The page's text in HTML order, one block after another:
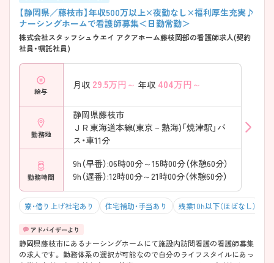
【静岡県／藤枝市】年収500万以上×夜勤なし×福利厚生充実♪
ナーシングホームで看護師募集＜日勤常勤＞
株式会社スタッフシュウエイ アクアホーム藤枝岡部の看護師求人(契約
社員・嘱託社員)
給与
月収 29.5万円～ 年収 404万円～
勤務地
静岡県藤枝市
ＪＲ東海道本線(東京－熱海)「焼津駅」バ
ス・車11分
勤務時間
9h（早番）:06時00分～15時00分（休憩60分）
9h（遅番）:12時00分～21時00分（休憩60分）
寮・借り上げ社宅あり 住宅補助・手当あり 残業10h以下（ほぼなし）
静岡県藤枝市にあるナーシングホームにて施設内訪問看護の看護師募集
の求人です。 勤務体系の選択が可能なので自分のライフスタイルにあっ